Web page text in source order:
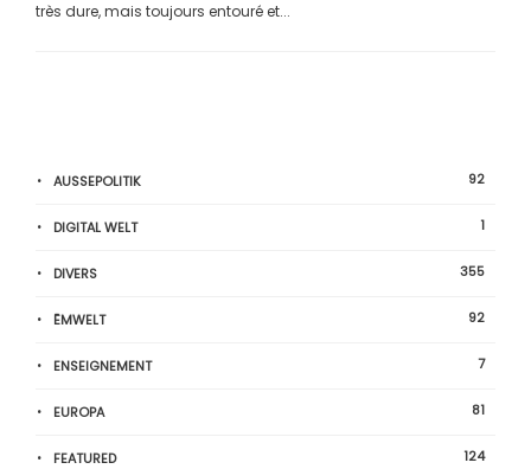
très dure, mais toujours entouré et...
AUSSEPOLITIK 92
DIGITAL WELT 1
DIVERS 355
ËMWELT 92
ENSEIGNEMENT 7
EUROPA 81
FEATURED 124